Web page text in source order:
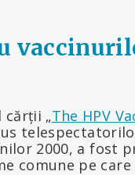
cărții „The HPV
2000, a fost
comune pe care